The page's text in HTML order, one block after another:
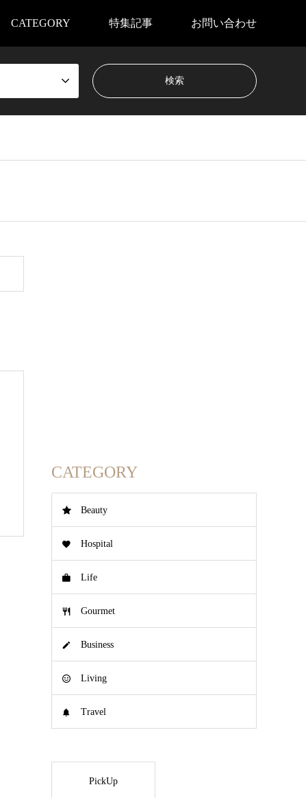
CATEGORY 特集記事 お問い合わせ
CATEGORY
Beauty
Hospital
Life
Gourmet
Business
Living
Travel
PickUp